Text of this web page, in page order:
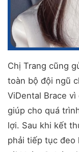
Chị Trang cũng
toàn bộ đội ngũ
ViDental Brace
giúp cho quá
lợi. Sau khi kết
phải tiếp tục đeo